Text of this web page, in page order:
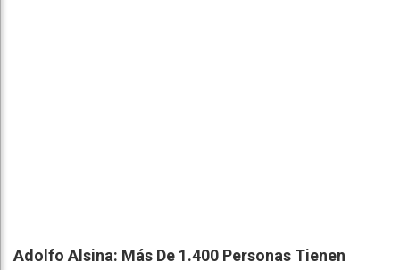
Adolfo Alsina: Más De 1.400 Personas Tienen